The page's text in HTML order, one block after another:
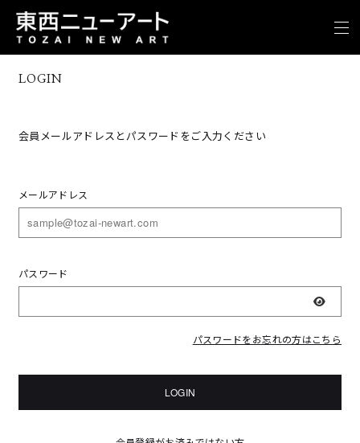
LOGIN
会員メールアドレスとパスワードをご入力ください
メールアドレス
パスワード
表示
パスワードをお忘れの方はこちら
LOGIN